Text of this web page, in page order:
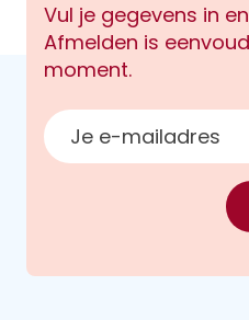
Vul je gegevens in
Afmelden is
moment.
E-mailadres